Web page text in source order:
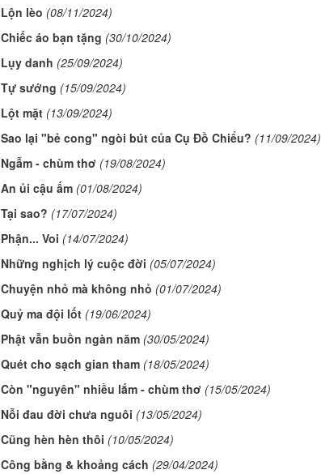
Lộn lèo (08/11/2024)
Chiếc áo bạn tặng (30/10/2024)
Lụy danh (25/09/2024)
Tự sướng (15/09/2024)
Lột mặt (13/09/2024)
Sao lại "bẻ cong" ngòi bút của Cụ Đồ Chiểu? (11/09/2024)
Ngẫm - chùm thơ (19/08/2024)
An ủi cậu ấm (01/08/2024)
Tại sao? (17/07/2024)
Phận... Voi (14/07/2024)
Những nghịch lý cuộc đời (05/07/2024)
Chuyện nhỏ mà không nhỏ (01/07/2024)
Quỷ ma đội lốt (19/06/2024)
Phật vẫn buồn ngàn năm (30/05/2024)
Quét cho sạch gian tham (18/05/2024)
Còn "nguyên" nhiều lắm - chùm thơ (15/05/2024)
Nỗi đau đời chưa nguôi (13/05/2024)
Cũng hèn hèn thôi (10/05/2024)
Công bằng & khoảng cách (29/04/2024)